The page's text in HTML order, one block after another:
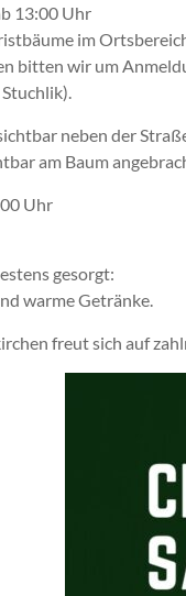
13:00 Uhr
im
bitten wir um
neben der
am Baum
Uhr
gesorgt:
warme Getränke.
freut sich auf